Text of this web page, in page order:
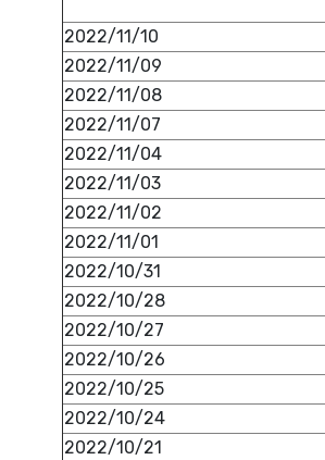
2022/11/10
2022/11/09
2022/11/08
2022/11/07
2022/11/04
2022/11/03
2022/11/02
2022/11/01
2022/10/31
2022/10/28
2022/10/27
2022/10/26
2022/10/25
2022/10/24
2022/10/21